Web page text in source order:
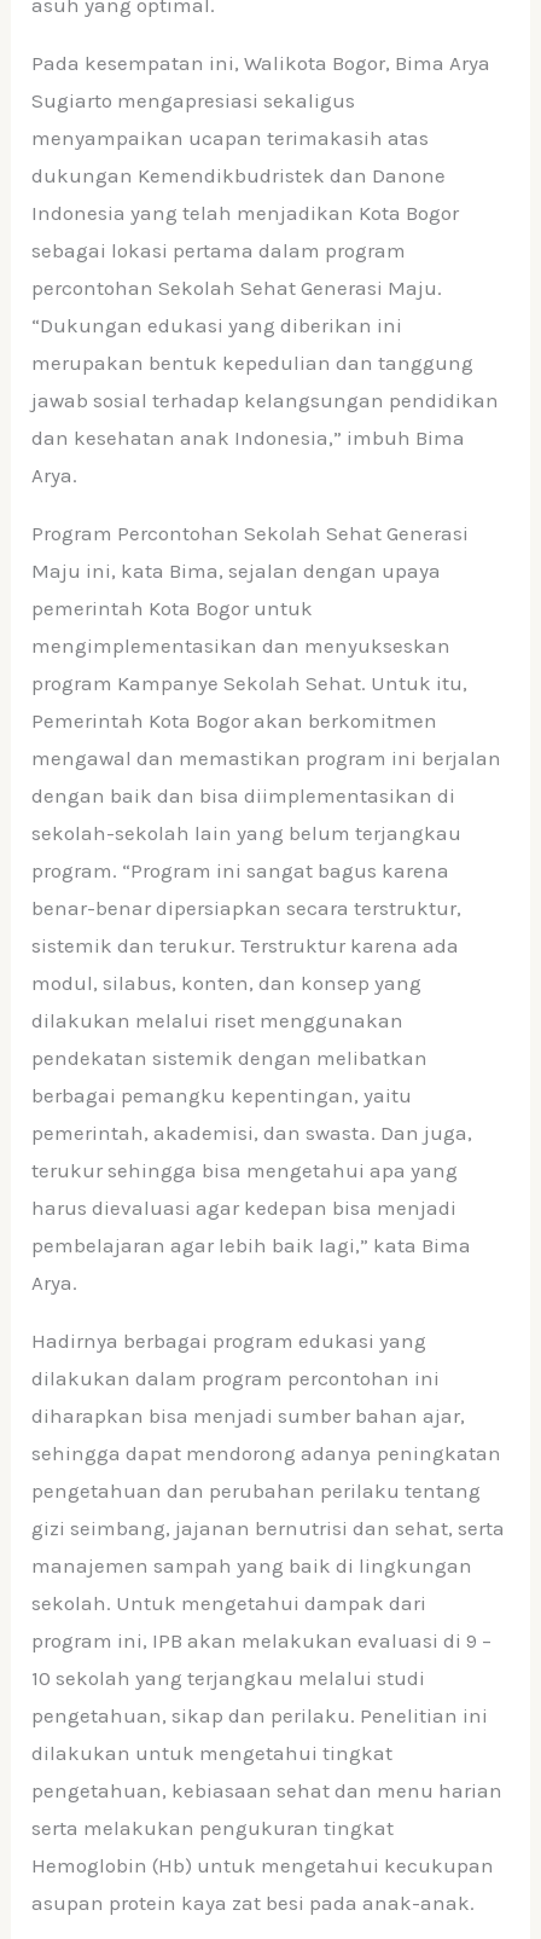
Pada kesempatan ini, Walikota Bogor, Bima Arya
Sugiarto mengapresiasi sekaligus
menyampaikan ucapan terimakasih atas
dukungan Kemendikbudristek dan Danone
Indonesia yang telah menjadikan Kota Bogor
sebagai lokasi pertama dalam program
percontohan Sekolah Sehat Generasi Maju.
“Dukungan edukasi yang diberikan ini
merupakan bentuk kepedulian dan tanggung
jawab sosial terhadap kelangsungan pendidikan
dan kesehatan anak Indonesia,” imbuh Bima
Arya.
Program Percontohan Sekolah Sehat Generasi
Maju ini, kata Bima, sejalan dengan upaya
pemerintah Kota Bogor untuk
mengimplementasikan dan menyukseskan
program Kampanye Sekolah Sehat. Untuk itu,
Pemerintah Kota Bogor akan berkomitmen
mengawal dan memastikan program ini berjalan
dengan baik dan bisa diimplementasikan di
sekolah-sekolah lain yang belum terjangkau
program. “Program ini sangat bagus karena
benar-benar dipersiapkan secara terstruktur,
sistemik dan terukur. Terstruktur karena ada
modul, silabus, konten, dan konsep yang
dilakukan melalui riset menggunakan
pendekatan sistemik dengan melibatkan
berbagai pemangku kepentingan, yaitu
pemerintah, akademisi, dan swasta. Dan juga,
terukur sehingga bisa mengetahui apa yang
harus dievaluasi agar kedepan bisa menjadi
pembelajaran agar lebih baik lagi,” kata Bima
Arya.
Hadirnya berbagai program edukasi yang
dilakukan dalam program percontohan ini
diharapkan bisa menjadi sumber bahan ajar,
sehingga dapat mendorong adanya peningkatan
pengetahuan dan perubahan perilaku tentang
gizi seimbang, jajanan bernutrisi dan sehat, serta
manajemen sampah yang baik di lingkungan
sekolah. Untuk mengetahui dampak dari
program ini, IPB akan melakukan evaluasi di 9 –
10 sekolah yang terjangkau melalui studi
pengetahuan, sikap dan perilaku. Penelitian ini
dilakukan untuk mengetahui tingkat
pengetahuan, kebiasaan sehat dan menu harian
serta melakukan pengukuran tingkat
Hemoglobin (Hb) untuk mengetahui kecukupan
asupan protein kaya zat besi pada anak-anak.